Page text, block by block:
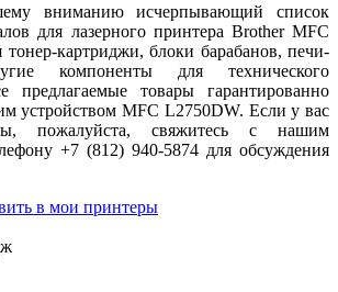
вниманию исчерпывающий список
для лазерного принтера Brother MFC
картриджи, блоки барабанов, печи-
компоненты для технического
предлагаемые товары гарантированно
устройством MFC L2750DW. Если у вас
пожалуйста, свяжитесь с нашим
+7 (812) 940-5874 для обсуждения
в мои принтеры